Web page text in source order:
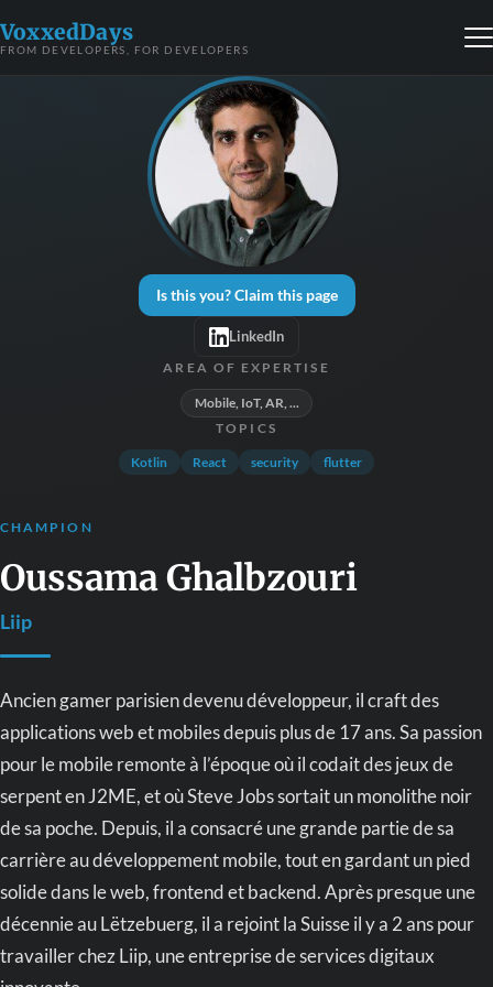
VoxxedDays
FROM DEVELOPERS, FOR DEVELOPERS
Is this you? Claim this page
LinkedIn
AREA OF EXPERTISE
Mobile, IoT, AR, ...
TOPICS
Kotlin React security flutter
CHAMPION
Oussama Ghalbzouri
Liip
Ancien gamer parisien devenu développeur, il craft des
applications web et mobiles depuis plus de 17 ans. Sa passion
pour le mobile remonte à l’époque où il codait des jeux de
serpent en J2ME, et où Steve Jobs sortait un monolithe noir
de sa poche. Depuis, il a consacré une grande partie de sa
carrière au développement mobile, tout en gardant un pied
solide dans le web, frontend et backend. Après presque une
décennie au Lëtzebuerg, il a rejoint la Suisse il y a 2 ans pour
travailler chez Liip, une entreprise de services digitaux